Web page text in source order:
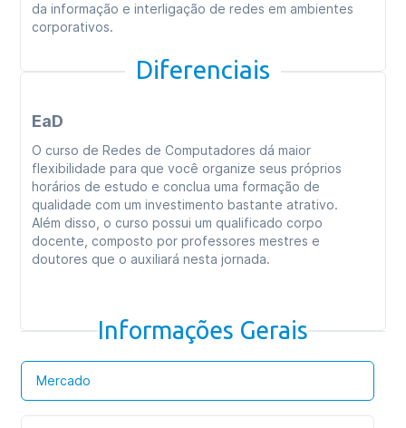
da informação e interligação de redes em ambientes
corporativos.
Diferenciais
EaD
O curso de Redes de Computadores dá maior
flexibilidade para que você organize seus próprios
horários de estudo e conclua uma formação de
qualidade com um investimento bastante atrativo.
Além disso, o curso possui um qualificado corpo
docente, composto por professores mestres e
doutores que o auxiliará nesta jornada.
Informações Gerais
Mercado